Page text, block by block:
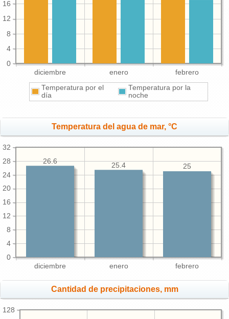
diciembre enero febrero
0
4
8
12
16
Temperatura por el
día
Temperatura por la
noche
Temperatura del agua de mar, °C
diciembre enero febrero
0
4
8
12
16
20
24
28
32
25
25.4
26.6
Cantidad de precipitaciones, mm
128